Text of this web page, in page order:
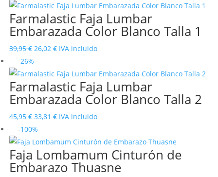
original
era:
36,95 €.
actual
es:
28,13 €.
Farmalastic Faja Lumbar
Embarazada Color Blanco Talla 1
39,95€ El
original
era:
39,95 €.
26,02 €El
actual
es:
26,02 €.
IVA incluido
-26%
Farmalastic Faja Lumbar
Embarazada Color Blanco Talla 2
45,95€ El
precio
original
era:
45,95 €.
33,81 €El
actual
es:
33,81 €.
IVA incluido
-100%
Faja Lombamum Cinturón de
Embarazo Thuasne